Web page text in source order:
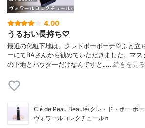
4.00
うるおい長持ち♡
最近の化粧下地は、クレドポーボーテ♡ふと立
ーにてBAさんから勧めていただきました。マス
の下地とパウダーだけなんですと……続きを見る
Clé de Peau Beauté(クレ・ド・ポー ボー
ヴォワールコレクチュールｎ